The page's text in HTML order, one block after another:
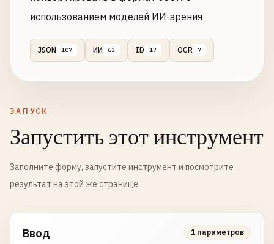
использованием моделей ИИ-зрения
JSON 107 ИИ 63 ID 17 OCR 7
ЗАПУСК
Запустить этот инструмент
Заполните форму, запустите инструмент и посмотрите
результат на этой же странице.
Ввод 1 параметров